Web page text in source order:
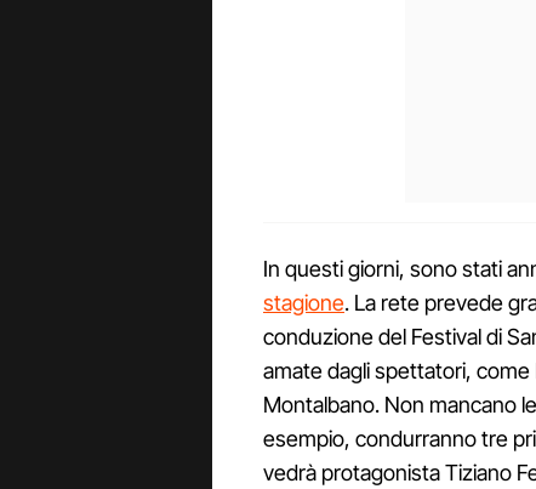
In questi giorni, sono stati
stagione. La rete prevede
conduzione del Festival di
amate dagli spettatori,
Montalbano. Non mancano
esempio, condurranno tre
vedrà protagonista Tiziano